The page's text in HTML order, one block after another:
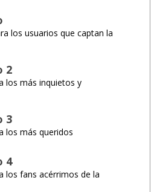
los usuarios que captan la
2
los más inquietos y
3
los más queridos
4
los fans acérrimos de la